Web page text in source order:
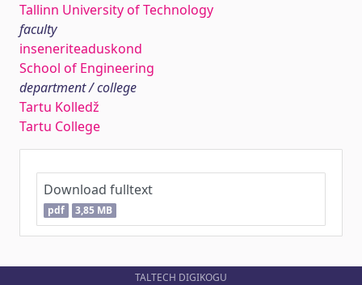
Tallinn University of Technology
faculty
inseneriteaduskond
School of Engineering
department / college
Tartu Kolledž
Tartu College
Download fulltext
pdf 3,85 MB
TALTECH DIGIKOGU